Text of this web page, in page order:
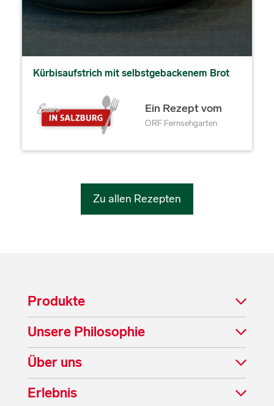
Kürbisaufstrich mit selbstgebackenem Brot
Ein Rezept vom
ORF Fernsehgarten
Zu allen Rezepten
Produkte
Unsere Philosophie
Über uns
Erlebnis